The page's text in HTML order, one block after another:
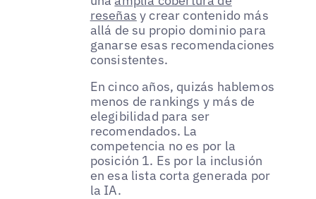
reseñas y crear contenido más
allá de su propio dominio para
ganarse esas recomendaciones
consistentes.
En cinco años, quizás hablemos
menos de rankings y más de
elegibilidad para ser
recomendados. La
competencia no es por la
posición 1. Es por la inclusión
en esa lista corta generada por
la IA.